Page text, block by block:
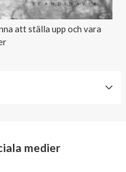
att ställa upp och vara
medier